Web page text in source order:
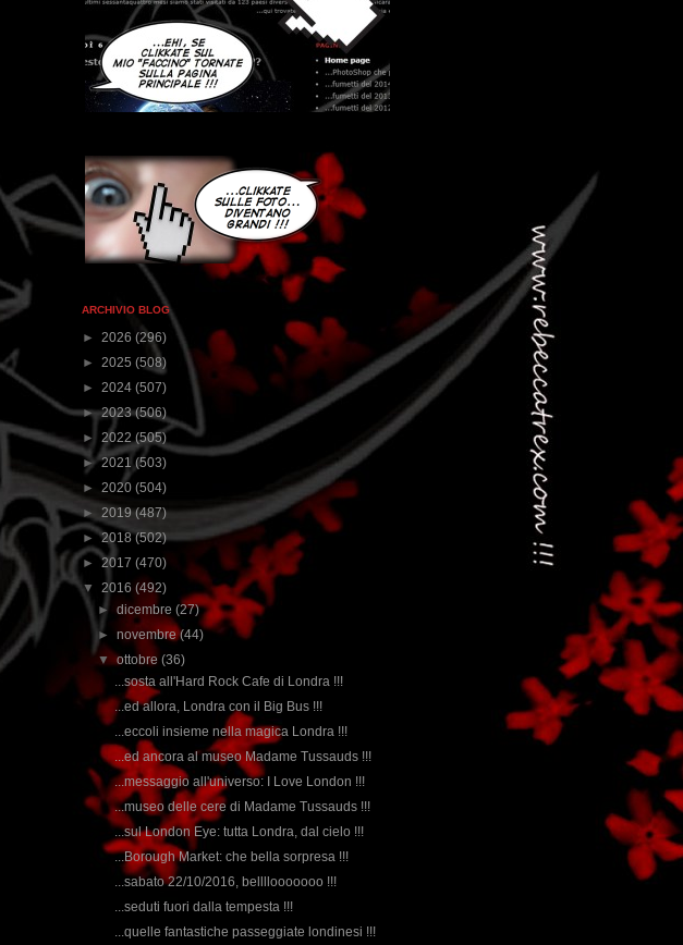
ARCHIVIO BLOG
► 2026 (296)
► 2025 (508)
► 2024 (507)
►2023(506)
► 2022(505)
►2021(503)
► 2020 (504)
► 2019(487)
►2018(502)
► 2017 (470)
▼ 2016 (492)
►dicembre(27)
►novembre(44)
▼ottobre(36)
...sosta all'Hard Rock Cafe di Londra !!!
...ed allora, Londra con il Big Bus !!!
...eccoli insieme nella magica Londra !!!
...ed ancora al museo Madame Tussauds !!!
...messaggio all'universo: I Love London !!!
...museo delle cere di Madame Tussauds !!!
...sul London Eye: tutta Londra, dal cielo !!!
...Borough Market: che bella sorpresa !!!
...sabato 22/10/2016, bellllooooooo !!!
...seduti fuori dalla tempesta !!!
...quelle fantastiche passeggiate londinesi !!!